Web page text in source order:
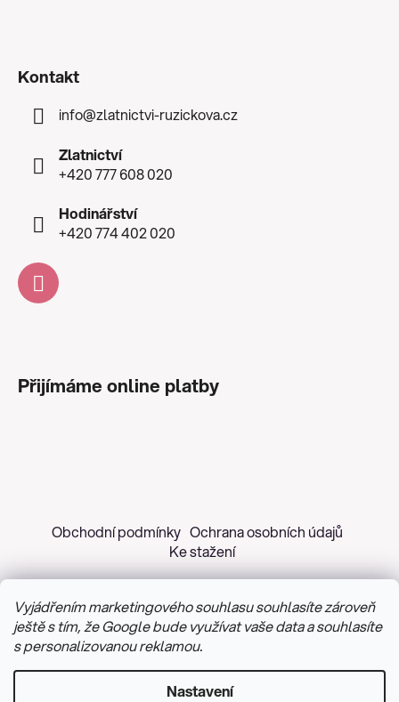
Vyjádřením marketingového souhlasu souhlasíte zároveň
ještě s tím, že Google bude využívat vaše data a souhlasíte
s personalizovanou reklamou.
Nastavení
Kontakt
info@zlatnictvi-ruzickova.cz
Zlatnictví
+420 777 608 020
Hodinářství
+420 774 402 020
Přijímáme online platby
Obchodní podmínky Ochrana osobních údajů
Ke stažení
Upravit nastavení cookies